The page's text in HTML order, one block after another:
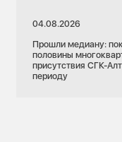
04.08.2026
Прошли медиану:
половины
присутствия СГК-
периоду